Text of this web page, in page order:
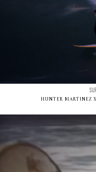
HUNTER MARTINEZ